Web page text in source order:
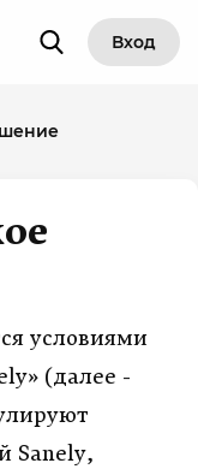
Вход
условиями
(далее -
Sanely,